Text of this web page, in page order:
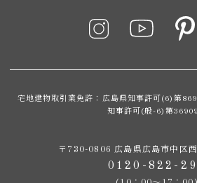
宅地建物取引業免許：広島県知事許可(6)第
知事許可(般-6)第
〒730-0806 広島県広島市中区
0120-822-